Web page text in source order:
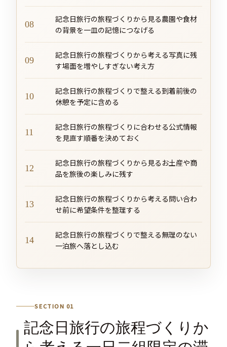
記念日旅行の旅程づくりから見る農園や食材
の背景を一皿の記憶につなげる
記念日旅行の旅程づくりから考える写真に残
す場面を増やしすぎない考え方
記念日旅行の旅程づくりで整える到着前後の
休憩を予定に含める
記念日旅行の旅程づくりに合わせる公式情報
を見直す順番を決めておく
記念日旅行の旅程づくりから見るお土産や商
品を旅後の楽しみに残す
記念日旅行の旅程づくりから考える問い合わ
せ前に希望条件を整理する
記念日旅行の旅程づくりで整える無理のない
一泊旅へ落とし込む
SECTION 01
記念日旅行の旅程づくりか